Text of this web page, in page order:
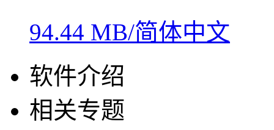
94.44 MB/简体中文
软件介绍
相关专题